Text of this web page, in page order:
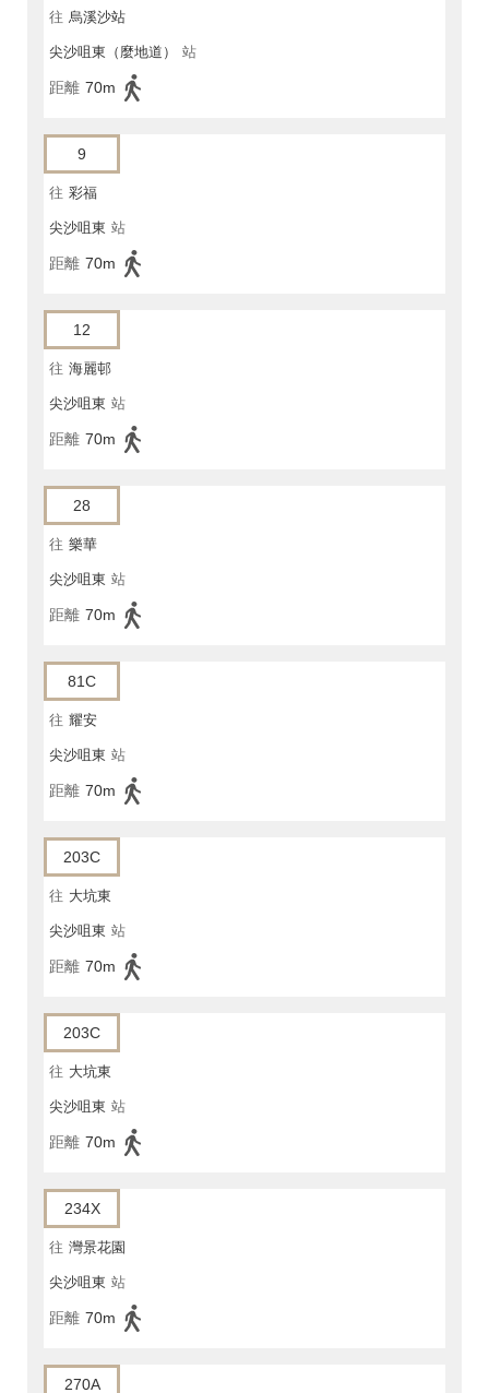
往 烏溪沙站
尖沙咀東（麼地道） 站
距離 70m
9
往 彩福
尖沙咀東 站
距離 70m
12
往 海麗邨
尖沙咀東 站
距離 70m
28
往 樂華
尖沙咀東 站
距離 70m
81C
往 耀安
尖沙咀東 站
距離 70m
203C
往 大坑東
尖沙咀東 站
距離 70m
203C
往 大坑東
尖沙咀東 站
距離 70m
234X
往 灣景花園
尖沙咀東 站
距離 70m
270A